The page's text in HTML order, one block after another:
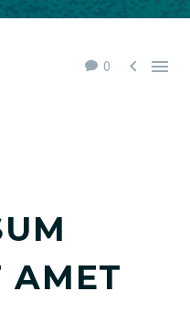
0  
AMET